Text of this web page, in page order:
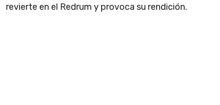
revierte en el Redrum y provoca su rendición.